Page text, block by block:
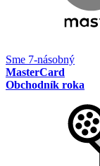
Sme 7-násobný
MasterCard
Obchodník roka